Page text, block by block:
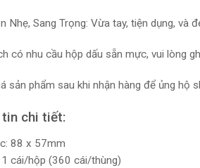
Nhẹ, Sang Trọng: Vừa tay, tiện dụng,
có nhu cầu hộp dấu sẵn mực, vui lòng
sản phẩm sau khi nhận hàng để ủng hộ
chi tiết:
88 x 57mm
cái/hộp (360 cái/thùng)